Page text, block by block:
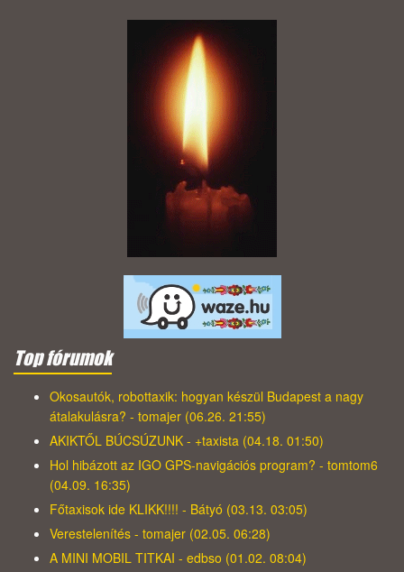
Top fórumok
Okosautók, robottaxik: hogyan készül Budapest a nagy
átalakulásra? - tomajer (06.26. 21:55)
AKIKTŐL BÚCSÚZUNK - +taxista (04.18. 01:50)
Hol hibázott az IGO GPS-navigációs program? - tomtom6
(04.09. 16:35)
Főtaxisok ide KLIKK!!!! - Bátyó (03.13. 03:05)
Verestelenítés - tomajer (02.05. 06:28)
A MINI MOBIL TITKAI - edbso (01.02. 08:04)